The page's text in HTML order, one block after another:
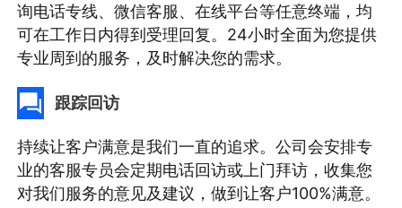
询电话专线、微信客服、在线平台等任意终端，均
可在工作日内得到受理回复。24小时全面为您提供
专业周到的服务，及时解决您的需求。
跟踪回访
持续让客户满意是我们一直的追求。公司会安排专
业的客服专员会定期电话回访或上门拜访，收集您
对我们服务的意见及建议，做到让客户100%满意。